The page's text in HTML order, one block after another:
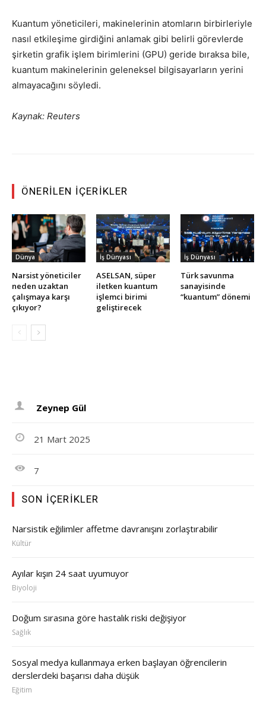
Kuantum yöneticileri, makinelerinin atomların birbirleriyle
nasıl etkileşime girdiğini anlamak gibi belirli görevlerde
şirketin grafik işlem birimlerini (GPU) geride bıraksa bile,
kuantum makinelerinin geleneksel bilgisayarların yerini
almayacağını söyledi.
Kaynak: Reuters
ÖNERILEN İÇERIKLER
Dünya
Narsist yöneticiler
neden uzaktan
çalışmaya karşı
çıkıyor?
İş Dünyası
ASELSAN, süper
iletken kuantum
işlemci birimi
geliştirecek
İş Dünyası
Türk savunma
sanayisinde
“kuantum” dönemi
Zeynep Gül
21 Mart 2025
7
SON İÇERIKLER
Narsistik eğilimler affetme davranışını zorlaştırabilir
Kültür
Ayılar kışın 24 saat uyumuyor
Biyoloji
Doğum sırasına göre hastalık riski değişiyor
Sağlık
Sosyal medya kullanmaya erken başlayan öğrencilerin
derslerdeki başarısı daha düşük
Eğitim